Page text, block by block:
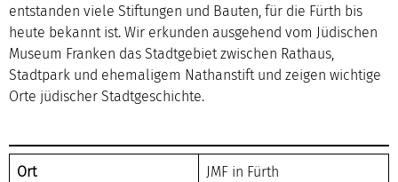
entstanden viele Stiftungen und Bauten, für die Fürth bis
heute bekannt ist. Wir erkunden ausgehend vom Jüdischen
Museum Franken das Stadtgebiet zwischen Rathaus,
Stadtpark und ehemaligem Nathanstift und zeigen wichtige
Orte jüdischer Stadtgeschichte.
Ort JMF in Fürth